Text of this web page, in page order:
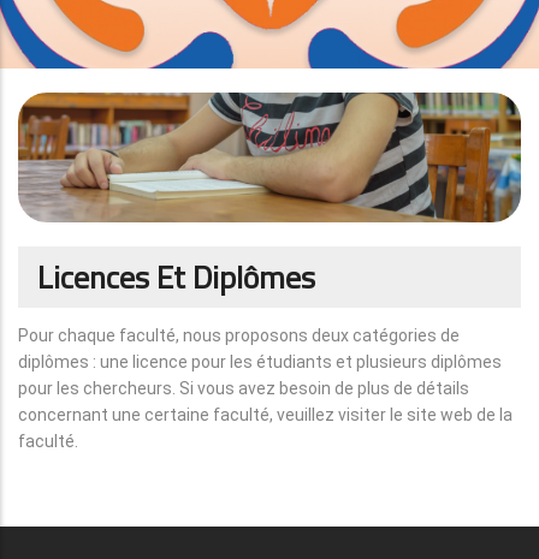
Licences Et Diplômes
Pour chaque faculté, nous proposons deux catégories de
diplômes : une licence pour les étudiants et plusieurs diplômes
pour les chercheurs. Si vous avez besoin de plus de détails
concernant une certaine faculté, veuillez visiter le site web de la
faculté.